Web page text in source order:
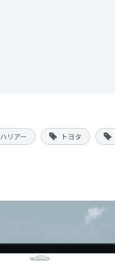
ハリアー トヨタ